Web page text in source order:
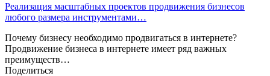
Реализация масштабных проектов продвижения бизнесов
любого размера инструментами…
Почему бизнесу необходимо продвигаться в интернете?
Продвижение бизнеса в интернете имеет ряд важных
преимуществ…
Поделиться